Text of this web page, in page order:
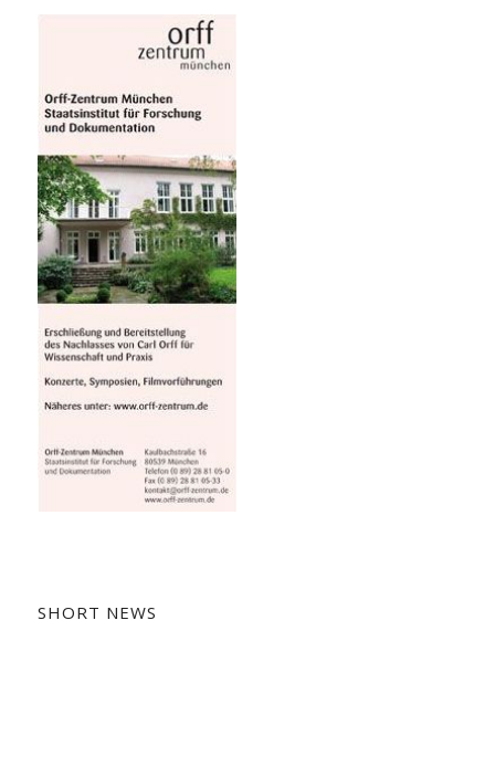
SHORT NEWS